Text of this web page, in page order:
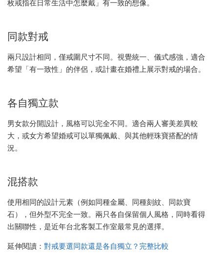
枚戒指在日常生活中怎麼戴」有一致的想像。
同款對戒
兩只設計相同，僅戒圍尺寸不同。視覺統一、儀式感強，適合
希望「有一致性」的伴侶，或計畫在婚禮上展示對戒的場合。
各自獨立款
男女款分開設計，風格可以完全不同。適合兩人審美差異較
大，或女方希望婚戒可以單獨佩戴、與其他輕珠寶搭配的情
況。
混搭款
使用相同的設計元素（例如同種金屬、同種刻紋、同款寶
石），但外型不完全一致。兩只各自保留個人風格，同時看得
出關聯性，是近年台北客製工作室最常見的選擇。
延伸閱讀： 對戒要選同款還是各自獨立？完整比較